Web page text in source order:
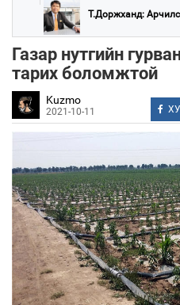
Т.Доржханд:
Газар нутгийн
тарих боломжтой
Kuzmo
2021-10-11